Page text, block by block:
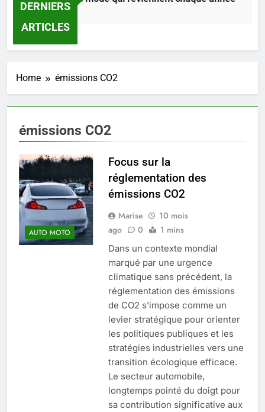
DERNIERS
ARTICLES
1 Jour Ago
Home émissions CO2
émissions CO2
AUTO MOTO
Focus sur la
réglementation des
émissions CO2
Marise
10 mois
ago
0 1 mins
Dans un contexte mondial
marqué par une urgence
climatique sans précédent, la
réglementation des émissions
de CO2 s’impose comme un
levier stratégique pour orienter
les politiques publiques et les
stratégies industrielles vers une
transition écologique efficace.
Le secteur automobile,
longtemps pointé du doigt pour
sa contribution significative aux
5
Infection chronique de l’oreille :
tout ce qu’il faut savoir sur les
saignements
SANTÉ
Les secrets révélés pour une
peau éclatante grâce à The
Ordinary
SANTÉ
Prévenir les chutes chez les
seniors: aménagement et
exercices
BIEN ÊTRE